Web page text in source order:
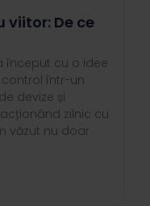
viitor: De ce
început cu o idee
într-un
devize și
zilnic cu
văzut nu doar